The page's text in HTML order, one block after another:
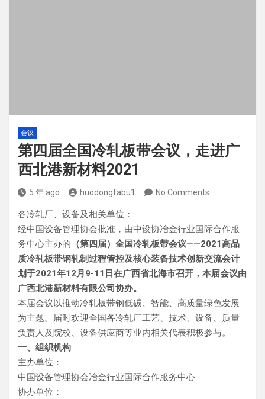
会议
第四届全国冷轧板带会议，走进广
西北港新材料2021
5 年 ago huodongfabu1 No Comments
各冷轧厂、设备及相关单位：
经中国设备管理协会批准，由中设协冶金行业国际合作服
务中心主办的 （第四届）全国冷轧板带会议——2021高品
质冷轧板带钢轧制过程管控及核心装备技术创新交流会计
划于2021年12月9-11日在广西省北海市召开 ，本届会议由
广西北港新材料有限公司协办。
本届会议以推动冷轧板带钢低碳、智能、高质量绿色发展
为主题。届时欢迎全国各冷轧厂工艺、技术、设备、质量
负责人及院校、设备供应商等业内相关代表积极参与。
一、组织机构
主办单位：
中国设备管理协会冶金行业国际合作服务中心
协办单位：